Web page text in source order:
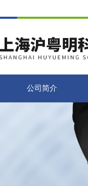
公司简介